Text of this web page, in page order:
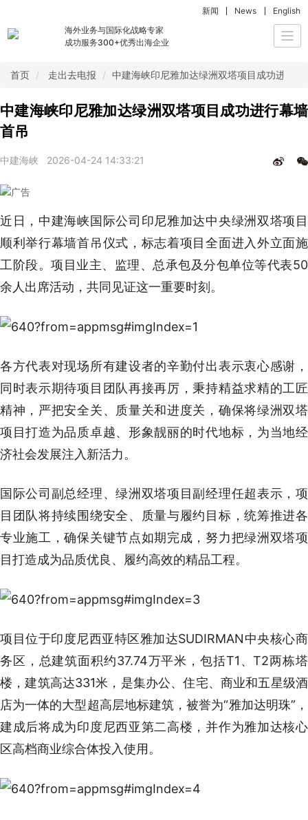
海外业务与国际化战略专家
成功服务300+优秀出海企业
新闻 News English
首页 走出去电报 中建海峡印尼雅加达绿洲双塔项目成功进行幕
中建海峡印尼雅加达绿洲双塔项目成功进行幕墙
首吊
中建海峡 2026-04-24 14:33:21
近日，中建海峡国际公司印尼雅加达中央绿洲双塔项目
顺利举行幕墙首吊仪式，标志着项目全面进入外立面施
工阶段。项目业主、监理、总承包及分包单位等代表50
余人出席活动，共同见证这一重要时刻。
各方代表对现场所有建设者的辛勤付出表示衷心感谢，
同时表示期待项目团队再接再厉，秉持精益求精的工匠
精神，严把安全关、质量关和进度关，确保将绿洲双塔
项目打造为品质卓越、形象靓丽的时代地标，为当地经
济社会发展注入新活力。
国际公司副总经理、绿洲双塔项目副经理任超表示，项
目团队将持续围绕安全、质量与履约目标，统筹推进各
专业施工，确保关键节点如期完成，努力把绿洲双塔项
目打造成为品质优良、履约高效的精品工程。
项目位于印度尼西亚特区雅加达SUDIRMAN中央核心商
务区，总建筑面积约37.74万平米，包括T1、T2两栋塔
楼，建筑高达331米，是集办公、住宅、商业和五星级酒
店为一体的大型超高层地标建筑，被誉为“雅加达明珠”，
建成后将成为印度尼西亚第二高楼，并作为雅加达核心
区高档商业综合体投入使用。